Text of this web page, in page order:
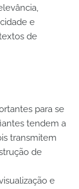
e
de
para se
tendem a
transmitem
de
e